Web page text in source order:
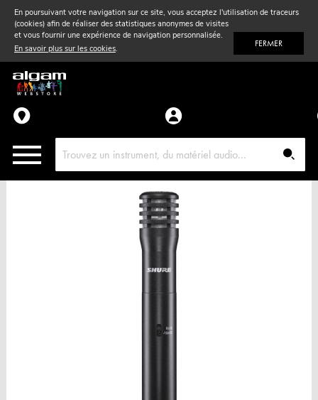
En poursuivant votre navigation sur ce site, vous acceptez l'utilisation de traceurs
(cookies) afin de réaliser des statistiques anonymes de visites
et vous fournir une expérience de navigation personnalisée.
En savoir plus sur les cookies. FERMER
Vent& Violon
Accessoires
Pièces détachées